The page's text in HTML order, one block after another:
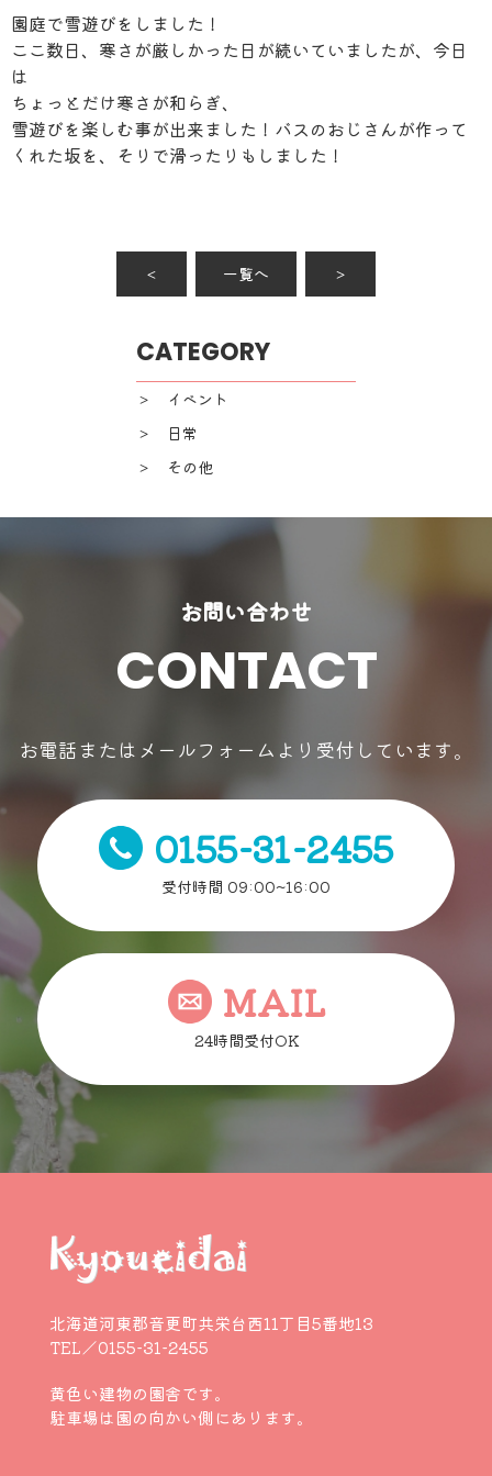
園庭で雪遊びをしました！
ここ数日、寒さが厳しかった日が続いていましたが、今日
は
ちょっとだけ寒さが和らぎ、
雪遊びを楽しむ事が出来ました！バスのおじさんが作って
くれた坂を、そりで滑ったりもしました！
＜ 一覧へ ＞
CATEGORY
＞ イベント
＞ 日常
＞ その他
お問い合わせ
CONTACT
お電話またはメールフォームより受付しています。
0155-31-2455
受付時間 09:00~16:00
MAIL
24時間受付OK
北海道河東郡音更町共栄台西11丁目5番地13
TEL／0155-31-2455
黄色い建物の園舎です。
駐車場は園の向かい側にあります。